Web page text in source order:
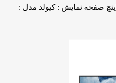
دسته بندی : تلویزیون سایز : 65 اینچ صفحه نمایش : کیولد مدل :